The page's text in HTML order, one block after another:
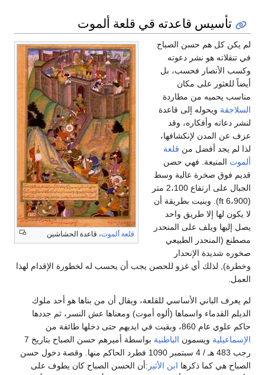
تأسيس قاعدته قي قلعة ألموت
قلعة ألموت، قاعدة الحشاشين
لم يكن كل هم حسن الصباح
في تنقلاته هو نشر دعوته
وكسب الأنصار فحسب، بل
أيضاً للعثور على مكان
مناسب يحميه من مطاردة
السلاجقة ويحوله إلى قاعدة
لنشر دعاته وأفكاره، وقد
عزف عن المدن لإنكشافها،
لذا لم يجد أفضل من قلعة
ألموت المنيعة. فهي حصن
قديم فوق صخرة عالية وسط
الجبال على ارتفاع 2،100 متر
(6،900 ft). وبنيت بطريقة أن
لا يكون لها إلا طريق واحد
يصل إليها ويلف على المنحدر
مصطنع (المنحدر الطبيعي
صخوره شديدة الإنحدار
وخطرة), لذلك أي غزو للحصن يجب أن يحسب له لخطورة الإقدام لهذا
العمل.
لم يعرف الباني الأساسي للقلعة، ويقال أن من بناها هو أحد ملوك
الديلم القدماء واسماها (ألوه أموت) ومعناها عش النسر، ثم جددها
حاكم علوي عام 860، وبقيت في ايديهم حتى دخلها طائفة من
الإسماعيلية ويسمون الباطنية
بواسطة أميرهم حسن الصباح بتاريخ 7
رجب 483 هـ / 4 سبتمبر 1090 فطرد الحاكم منها. وقصة دخول حسن
الصباح هي كما ذكرها ابن الأثير :أن الحسن الصباح كان يطوف على